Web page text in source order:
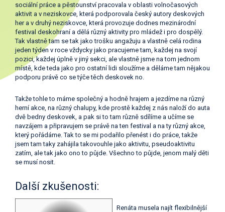
sociální práce a pěstounství pracovala v oblasti volnočasových
aktivit a v neziskovce, která podporovala český autory deskových
her a v druhý neziskovce, která provozuje dodnes mezinárodní
festival deskohraní a dělá různý aktivity pro mládež i pro dospělý.
Tak vlastně tam se tak jako trošku angažuju a vlastně celá rodina
jeden týden v roce vždycky jako pracujeme tam, každej na svojí
pozici, každej úplně v jiný sekci, ale vlastně jsme na tom jednom
místě, kde teda jako pro ostatní lidi sloužíme a děláme tam nějakou
podporu právě co se týče těch deskovek no.
Takže tohle to máme společný a hodně hrajem a jezdíme na různý
herní akce, na různý chalupy, kde prostě každej z nás naloží do auta
dvě bedny deskovek, a pak si to tam různě sdílíme a učíme se
navzájem a připravujem se právě na ten festival a na ty různý akce,
který pořádáme. Tak to se mi podařilo přenést i do práce, takže
jsem tam taky zahájila takovouhle jako aktivitu, pseudoaktivitu
zatím, ale tak jako ono to půjde. Všechno to půjde, jenom malý děti
se musí nosit.
Další zkušenosti:
Renáta musela najít flexibilnější